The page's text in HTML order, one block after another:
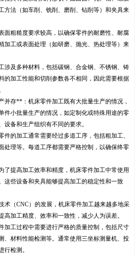
方法（如车削、铣削、磨削、钻削等）和夹具来
面粗糙度要求较高，以确保零件的耐磨性、耐腐
加工或表面处理（如研磨、抛光、热处理等）来
涉及多种材料，包括碳钢、合金钢、不锈钢、铸
的加工性能和切削参数各不相同，因此需要根据
并存**：机床零件加工既有大批量生产的情况，
件小批量生产的情况，如定制化或特殊用途的零
备和生产组织有不同的要求。
的加工通常需要经过多道工序，包括粗加工、
处理等。每道工序都需要严格控制，以确保终零
提高加工效率和精度，机床零件加工中常使用
这些设备和夹具能够提高加工的稳定性和一致
术（CNC）的发展，机床零件加工越来越多地采
高加工精度、效率和一致性，减少人为误差。
加工过程中需要进行严格的质量控制，包括尺寸
、材料性能检测等。通常使用三坐标测量机、投
行检测。